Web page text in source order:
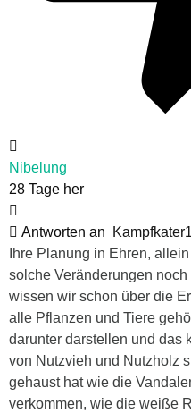
Nibelung
28 Tage her
Antworten an
Ihre Planung in Ehren,
solche Veränderungen
wissen wir schon über die
alle Pflanzen und Tiere
darunter darstellen und das
von Nutzvieh und Nutzholz
gehaust hat wie die
verkommen, wie die weiße